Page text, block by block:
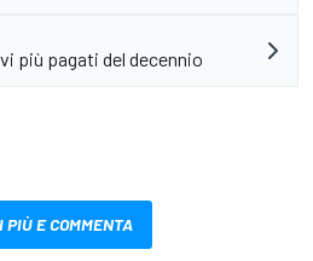
più pagati del decennio
PIÙ E COMMENTA